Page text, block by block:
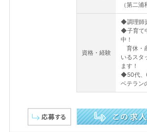
（第二浦
資格・経験
◆調理師
◆子育て
中！
育休・
いるスタ
ます！
◆50代、
ベテラン